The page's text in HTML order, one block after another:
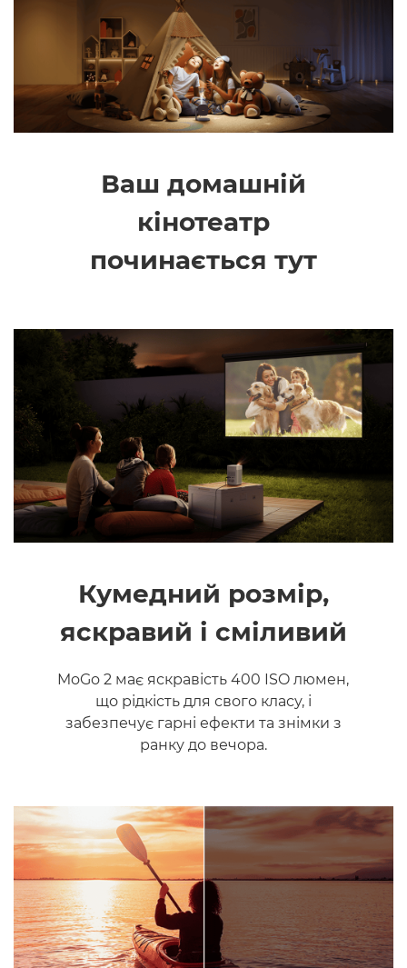
Ваш домашній
кінотеатр
починається тут
Кумедний розмір,
яскравий і сміливий
MoGo 2 має яскравість 400 ISO люмен,
що рідкість для свого класу, і
забезпечує гарні ефекти та знімки з
ранку до вечора.